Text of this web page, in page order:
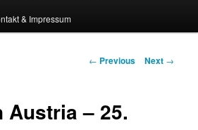
& Impressum
Post
← Previous Next →
Austria – 25.